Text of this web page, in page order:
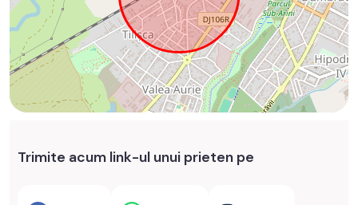
Trimite acum link-ul unui prieten pe